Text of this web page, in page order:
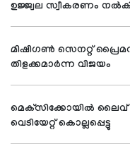
ഉജ്ജ്വല സ്വീകരണം
മിഷിഗണ്‍ സെനറ്റ്
തിളക്കമാര്‍ന്ന വിജയം
മെക്‌സിക്കോയില്‍ ലൈവ്
വെടിയേറ്റ് കൊല്ലപ്പെട്ടു